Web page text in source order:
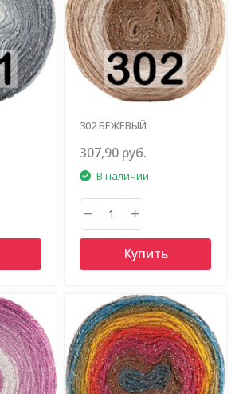
302 БЕЖЕВЫЙ
307,90 руб.
В наличии
Купить